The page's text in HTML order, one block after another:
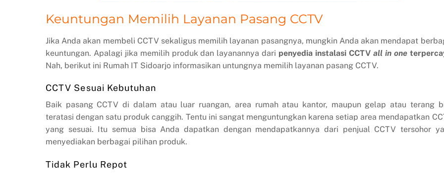
Keuntungan Memilih Layanan Pasang CCTV
Jika Anda akan membeli CCTV sekaligus memilih layanan pasangnya, mungkin Anda akan mendapat
keuntungan. Apalagi jika memilih produk dan layanannya dari penyedia instalasi CCTV all in one
Nah, berikut ini Rumah IT Sidoarjo informasikan untungnya memilih layanan pasang CCTV.
CCTV Sesuai Kebutuhan
Baik pasang CCTV di dalam atau luar ruangan, area rumah atau kantor, maupun gelap atau terang
teratasi dengan satu produk canggih. Tentu ini sangat menguntungkan karena setiap area mendapatkan
yang sesuai. Itu semua bisa Anda dapatkan dengan mendapatkannya dari penjual CCTV tersohor
menyediakan berbagai pilihan produk.
Tidak Perlu Repot